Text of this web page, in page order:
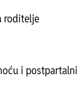
roditelje
i postpartalni